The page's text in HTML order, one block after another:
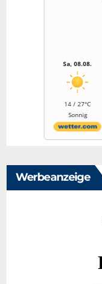
Sa, 08.08.
14 / 27°C
Sonnig
Werbeanzeige